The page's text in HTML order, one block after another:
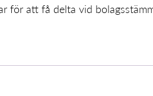
för att få delta vid